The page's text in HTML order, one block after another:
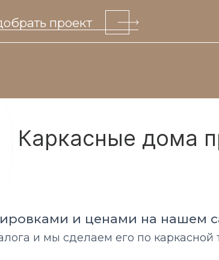
проект
Каркасные дома
и ценами на нашем
и мы сделаем его по каркасной